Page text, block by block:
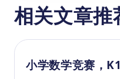
力和几何推理能力。
3. 使用方法：
基本技能和思维能
下册
通过《逻辑思维和
学习资源,可以帮助
相关文章推
小学数学竞赛，